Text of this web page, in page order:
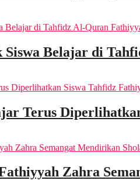
Siswa Belajar di
Terus
Zahra